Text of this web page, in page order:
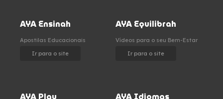
AYA Ensinah
Apostilas Educacionais
Ir para o site
AYA Equilibrah
Vídeos para o seu Bem-Estar
Ir para o site